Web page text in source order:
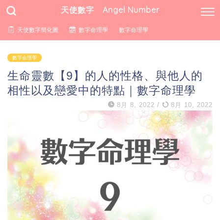
天使數字 Angel Number
天使數字簡化圖 數字命理學 數字命理學
數字命理學
生命靈數【9】的人的性格、與他人的
相性以及戀愛中的特點｜數字命理學
8月 8, 2022 / 8月 10, 2022